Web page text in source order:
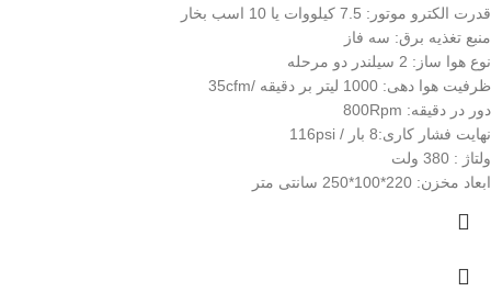
قدرت الکترو موتور: 7.5 کیلووات یا 10 اسب بخار
منبع تغذیه برق: سه فاز
نوع هوا ساز: 2 سیلندر دو مرحله
ظرفیت هوا دهی: 1000 لیتر بر دقیقه /35cfm
دور در دقیقه: 800Rpm
نهایت فشار کاری:8 بار / 116psi
ولتاژ : 380 ولت
ابعاد مخزن: 220*100*250 سانتی متر